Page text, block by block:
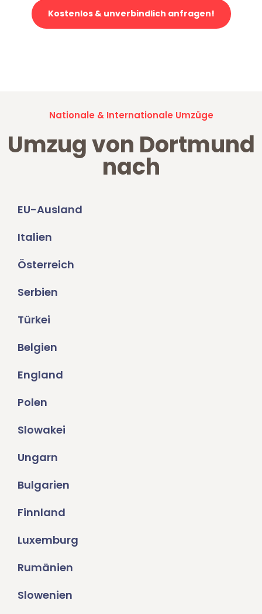
Kostenlos & unverbindlich anfragen!
Nationale & Internationale Umzüge
Umzug von Dortmund
nach
EU-Ausland
Italien
Österreich
Serbien
Türkei
Belgien
England
Polen
Slowakei
Ungarn
Bulgarien
Finnland
Luxemburg
Rumänien
Slowenien